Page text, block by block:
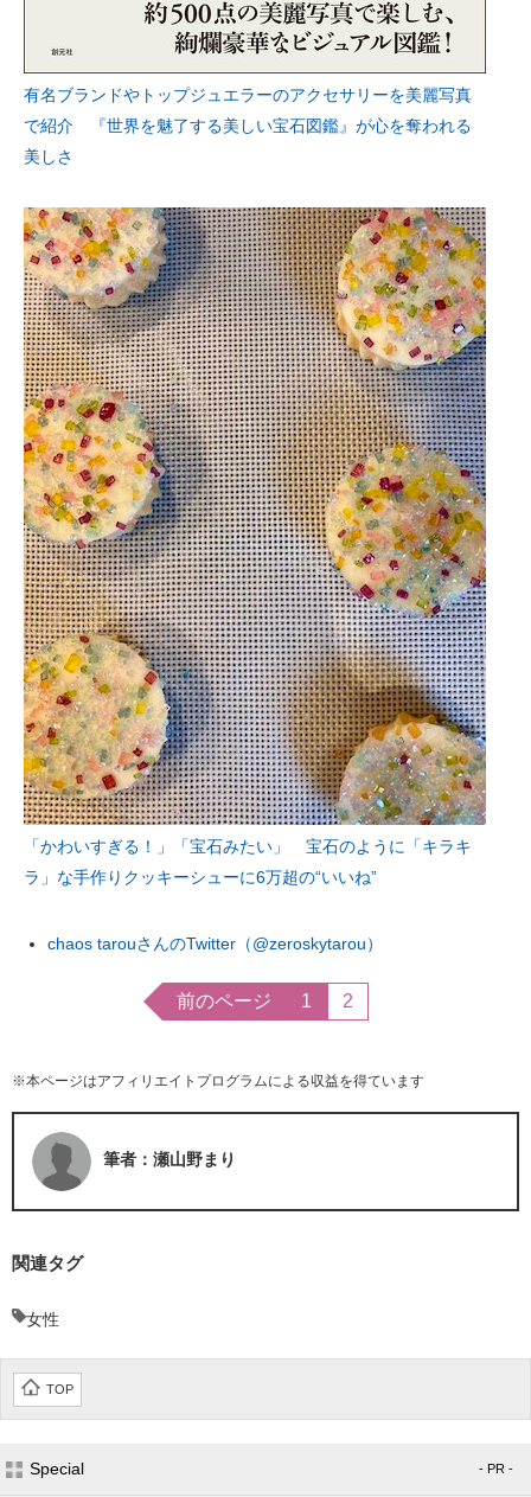
有名ブランドやトップジュエラーのアクセサリーを美麗写真
で紹介 『世界を魅了する美しい宝石図鑑』が心を奪われる
美しさ
「かわいすぎる！」「宝石みたい」 宝石のように「キラキ
ラ」な手作りクッキーシューに6万超の“いいね”
chaos tarouさんのTwitter（@zeroskytarou）
前のページ 1 2
※本ページはアフィリエイトプログラムによる収益を得ています
筆者：瀬山野まり
関連タグ
女性
TOP
Special - PR -